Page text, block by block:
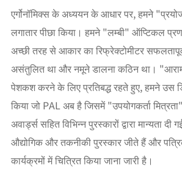
एर्गोनॉमिक्स के अध्ययन के आधार पर, हमने
लगातार पीछा किया। हमने "लम्बी" ऑप्टिकल
अच्छी तरह से आकार का रिफ्रेक्टोमीटर
असंतुलित था और नमूने डालना कठिन था।
पेशकश करने के लिए प्रतिबद्ध रहते हुए, हमने उस
किया जो PAL अब है जिसमें "उपयोगकर्ता
अवार्ड्स सहित विभिन्न पुरस्कारों द्वारा मान्यता
औद्योगिक और तकनीकी पुरस्कार जीते हैं और
कार्यक्रमों में चित्रित किया जाना जारी है।